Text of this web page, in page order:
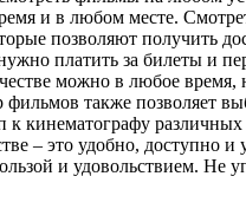
и в любом месте.
позволяют получить
платить за билеты и
можно в любое время,
также позволяет
кинематографу различных
– это удобно, доступно и
и удовольствием. Не